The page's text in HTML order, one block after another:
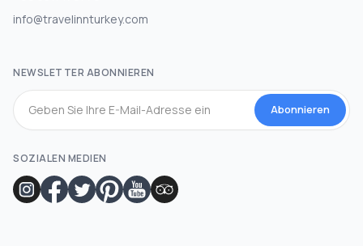
info@travelinnturkey.com
NEWSLETTER ABONNIEREN
Abonnieren
SOZIALEN MEDIEN